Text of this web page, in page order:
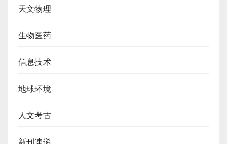
天文物理
生物医药
信息技术
地球环境
人文考古